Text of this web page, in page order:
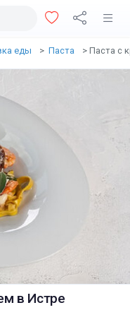
еды Паста Паста с
в Истре